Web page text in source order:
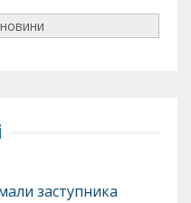
заступника